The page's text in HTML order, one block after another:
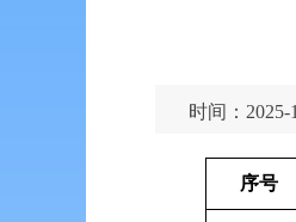
时间：2025-
序号